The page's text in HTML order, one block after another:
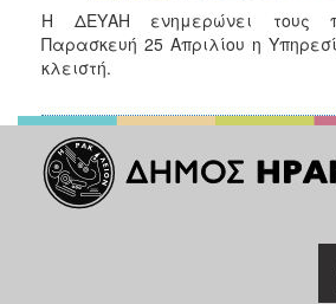
2006
ΤΟΠΟΣ
Η ΔΕΥΑΗ ενημερώνει τους
Παρασκευή 25 Απριλίου η
κλειστή.